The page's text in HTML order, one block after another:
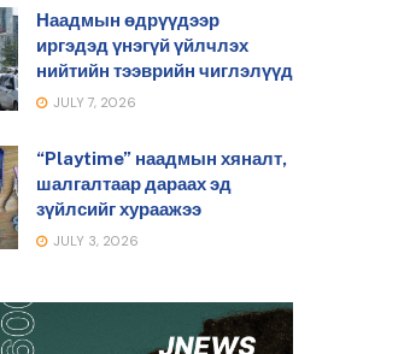
Наадмын өдрүүдээр
иргэдэд үнэгүй үйлчлэх
нийтийн тээврийн чиглэлүүд
JULY 7, 2026
“Playtime” наадмын хяналт,
шалгалтаар дараах эд
зүйлсийг хураажээ
JULY 3, 2026